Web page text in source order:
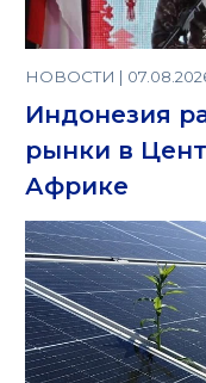
НОВОСТИ |
Индонезия
рынки в
Африке